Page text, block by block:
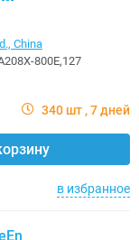
China
800E,127
340 шт 7 дней
в избранное